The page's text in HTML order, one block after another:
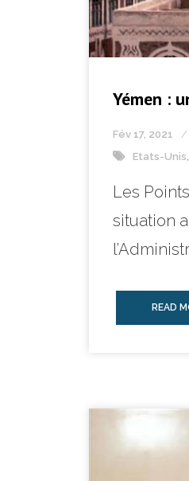
Yémen :
Fév 17, 2021
Etats-Unis
Les
situation
READ